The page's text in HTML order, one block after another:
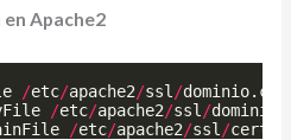
Apache2
/etc/apache2/ssl /dominio. crt
/etc/apache2/ssl /dominio
/etc/apache2/ssl /